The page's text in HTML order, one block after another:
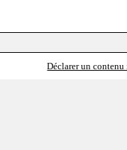
Déclarer un